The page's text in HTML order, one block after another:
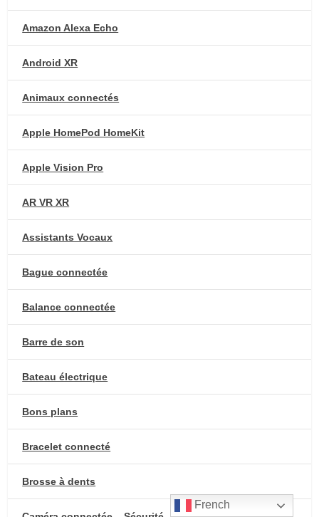
Amazon Alexa Echo
Android XR
Animaux connectés
Apple HomePod HomeKit
Apple Vision Pro
AR VR XR
Assistants Vocaux
Bague connectée
Balance connectée
Barre de son
Bateau électrique
Bons plans
Bracelet connecté
Brosse à dents
French